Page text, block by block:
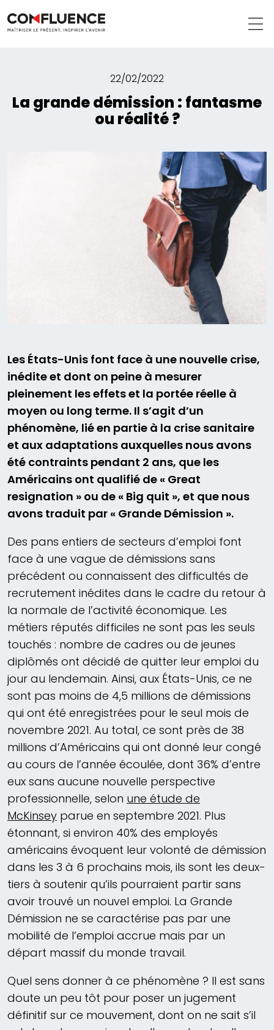
22/02/2022
La grande démission : fantasme
ou réalité ?
Les États-Unis font face à une nouvelle crise,
inédite et dont on peine à mesurer
pleinement les effets et la portée réelle à
moyen ou long terme. Il s’agit d’un
phénomène, lié en partie à la crise sanitaire
et aux adaptations auxquelles nous avons
été contraints pendant 2 ans, que les
Américains ont qualifié de « Great
resignation » ou de « Big quit », et que nous
avons traduit par « Grande Démission ».
Des pans entiers de secteurs d’emploi font
face à une vague de démissions sans
précédent ou connaissent des difficultés de
recrutement inédites dans le cadre du retour à
la normale de l’activité économique. Les
métiers réputés difficiles ne sont pas les seuls
touchés : nombre de cadres ou de jeunes
diplômés ont décidé de quitter leur emploi du
jour au lendemain. Ainsi, aux États-Unis, ce ne
sont pas moins de 4,5 millions de démissions
qui ont été enregistrées pour le seul mois de
novembre 2021. Au total, ce sont près de 38
millions d’Américains qui ont donné leur congé
au cours de l’année écoulée, dont 36% d’entre
eux sans aucune nouvelle perspective
professionnelle, selon une étude de
McKinsey parue en septembre 2021. Plus
étonnant, si environ 40% des employés
américains évoquent leur volonté de démission
dans les 3 à 6 prochains mois, ils sont les deux-
tiers à soutenir qu’ils pourraient partir sans
avoir trouvé un nouvel emploi. La Grande
Démission ne se caractérise pas par une
mobilité de l’emploi accrue mais par un
départ massif du monde travail.
Quel sens donner à ce phénomène ? Il est sans
doute un peu tôt pour poser un jugement
définitif sur ce mouvement, dont on ne sait s’il